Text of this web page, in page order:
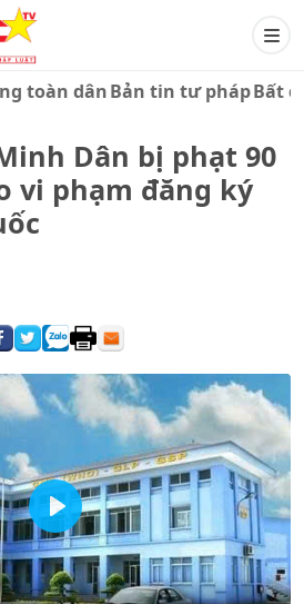
toàn dânBản tin tư phápBất
Dân bị phạt 90
vi phạm đăng ký
Play